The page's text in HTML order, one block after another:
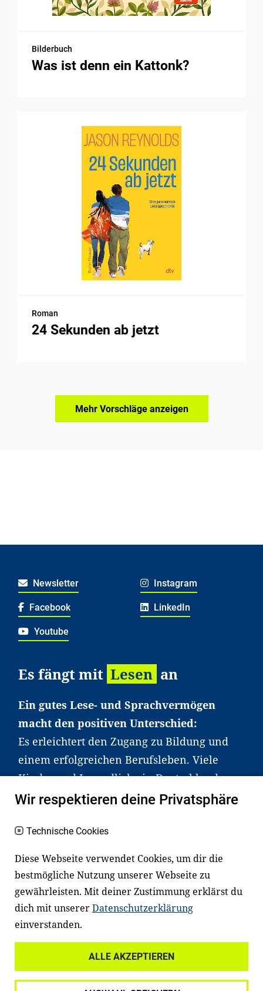
Bilderbuch
Was ist denn ein Kattonk?
Roman
24 Sekunden ab jetzt
Mehr Vorschläge anzeigen
Newsletter Instagram
Facebook LinkedIn
Youtube
Es fängt mit Lesen an
Ein gutes Lese- und Sprachvermögen
macht den positiven Unterschied:
Es erleichtert den Zugang zu Bildung und
einem erfolgreichen Berufsleben. Viele
Kinder und Jugendliche in Deutschland
haben aber große Schwierigkeiten dabei.
an Familien sowie an Erzieher*innen,
Lehrer*innen und andere
Fachexpert*innen. Dafür arbeiten wir eng
mit Ministerien, wissenschaftlichen
Einrichtungen, Verbänden, Unternehmen
und anderen Stiftungen zusammen.
Wir respektieren deine Privatsphäre
Technische Cookies
Diese Webseite verwendet Cookies, um dir die
bestmögliche Nutzung unserer Webseite zu
gewährleisten. Mit deiner Zustimmung erklärst du
dich mit unsererDatenschutzerklärung
einverstanden.
ALLE AKZEPTIEREN